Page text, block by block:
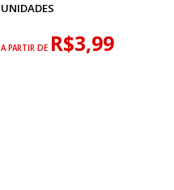
UNIDADES
A PARTIR DE R$3,99